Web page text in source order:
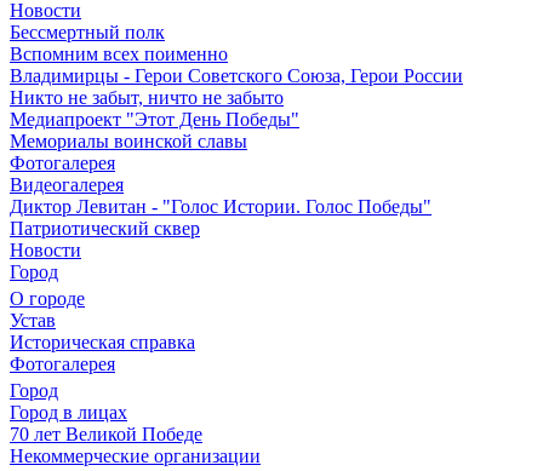
Новости
Бессмертный полк
Вспомним всех поименно
Владимирцы - Герои Советского Союза, Герои России
Никто не забыт, ничто не забыто
Медиапроект "Этот День Победы"
Мемориалы воинской славы
Фотогалерея
Видеогалерея
Диктор Левитан - "Голос Истории. Голос Победы"
Патриотический сквер
Новости
Город
О городе
Устав
Историческая справка
Фотогалерея
Город
Город в лицах
70 лет Великой Победе
Некоммерческие организации